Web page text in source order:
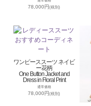
78,000円(税別)
ワンピーススーツ ネイビ
ー花柄
One Button Jacket and
Dress in Floral Print
通常価格
78,000円(税別)